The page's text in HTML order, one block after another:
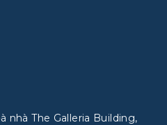
nhà The Galleria Building,